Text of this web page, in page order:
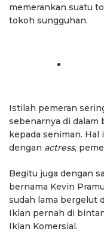
memerankan suatu
tokoh sungguhan.
Istilah pemeran
sebenarnya di dalam
kepada seniman.
dengan actress,
Begitu juga dengan
bernama Kevin
sudah lama bergelut
Iklan pernah di
Iklan Komersial.